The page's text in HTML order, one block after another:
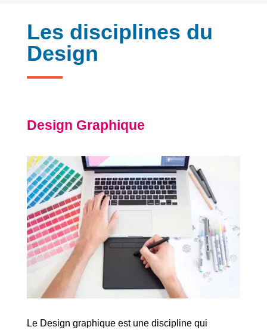
Les disciplines du
Design
Design Graphique
Le Design graphique est une discipline qui